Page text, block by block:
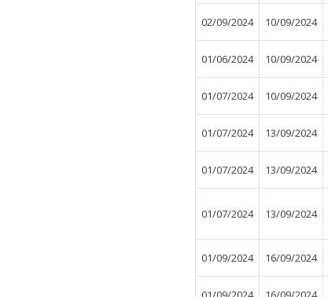
02/09/2024 10/09/2024
01/06/2024 10/09/2024
01/07/2024 10/09/2024
01/07/2024 13/09/2024
01/07/2024 13/09/2024
01/07/2024 13/09/2024
01/09/2024 16/09/2024